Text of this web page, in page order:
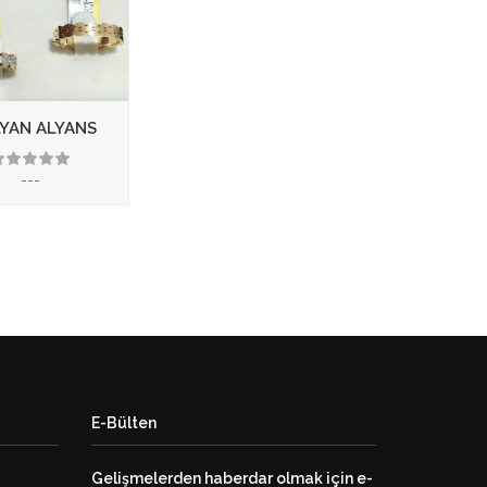
ALYANS
3.50
---
E-Bülten
Gelişmelerden haberdar olmak için e-